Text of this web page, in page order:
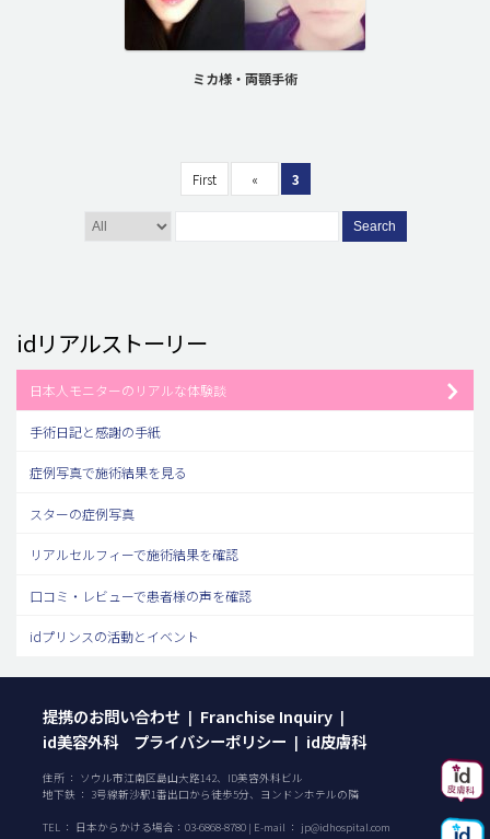
ミカ様・両顎手術
First « 3
Search
idリアルストーリー
日本人モニターのリアルな体験談
手術日記と感謝の手紙
症例写真で施術結果を見る
スターの症例写真
リアルセルフィーで施術結果を確認
口コミ・レビューで患者様の声を確認
idプリンスの活動とイベント
提携のお問い合わせ | Franchise Inquiry |
id美容外科 プライバシーポリシー | id皮膚科
住所 ： ソウル市江南区島山大路142、ID美容外科ビル
地下鉄 ： 3号線新沙駅1番出口から徒歩5分、ヨンドンホテルの隣
TEL ： 日本からかける場合： 03-6868-8780 | E-mail ： jp@idhospital.com